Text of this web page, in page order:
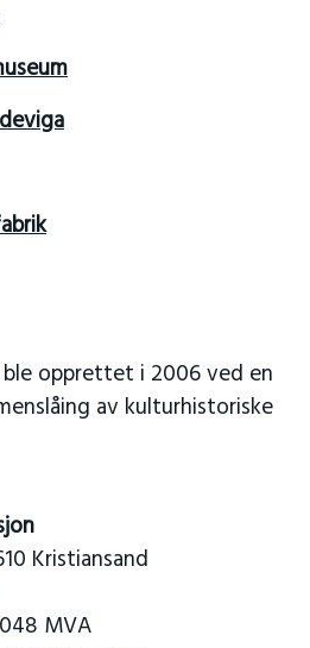
opprettet i 2006 ved en
av kulturhistoriske
Kristiansand
MVA